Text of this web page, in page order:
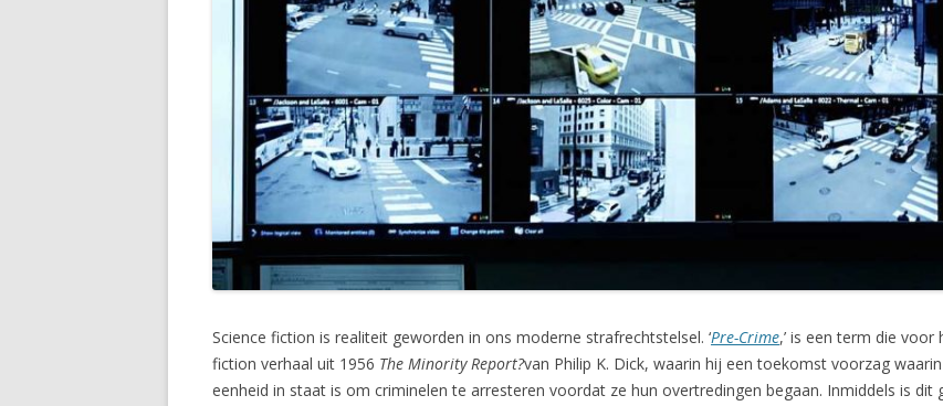
Science fiction is realiteit geworden in ons moderne strafrechtstelsel. ‘Pre-Crime,’ is een term die
fiction verhaal uit 1956 The Minority Report?van Philip K. Dick, waarin hij een toekomst voorzag waarin
eenheid in staat is om criminelen te arresteren voordat ze hun overtredingen begaan. Inmiddels is